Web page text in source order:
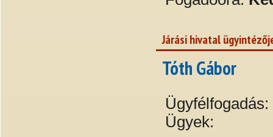
Járási hivatal
Tóth Gábor
Ügyfélfogadás:
Ügyek: